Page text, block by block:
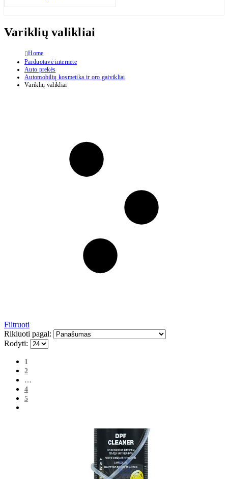
Variklių valikliai
Home
Parduotuvė internete
Auto prekės
Automobilių kosmetika ir oro gaivikliai
Variklių valikliai
Filtruoti
Rikiuoti pagal:
Rodyti:
1
2
…
4
5